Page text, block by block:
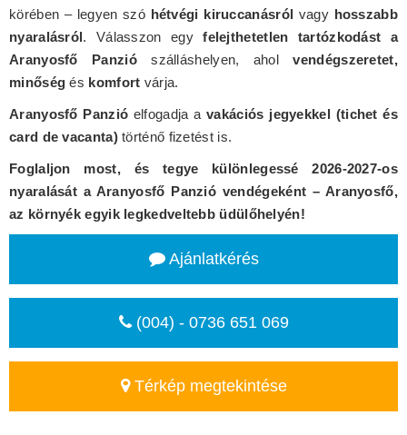
körében – legyen szó hétvégi kiruccanásról vagy hosszabb
nyaralásról. Válasszon egyfelejthetetlen tartózkodást a
Aranyosfő Panziószálláshelyen, aholvendégszeretet,
minőség és komfort várja.
Aranyosfő Panzió elfogadja avakációs jegyekkel (tichet és
card de vacanta)történő fizetést is.
Foglaljon most, és tegye különlegessé 2026-2027-os
nyaralását a Aranyosfő Panzió vendégeként – Aranyosfő,
az környék egyik legkedveltebb üdülőhelyén!
Ajánlatkérés
(004) - 0736 651 069
Térkép megtekintése